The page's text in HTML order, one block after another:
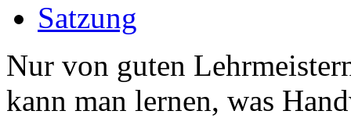
Satzung
Nur von guten
kann man lernen, was